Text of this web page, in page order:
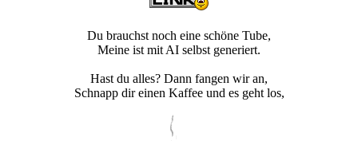
Du brauchst noch eine schöne Tube,
Meine ist mit AI selbst generiert.
Hast du alles? Dann fangen wir an,
Schnapp dir einen Kaffee und es geht los,